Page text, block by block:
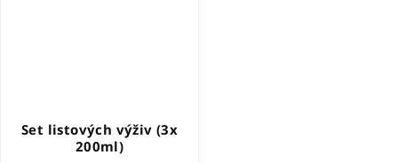
Set listových výživ (3x
200ml)